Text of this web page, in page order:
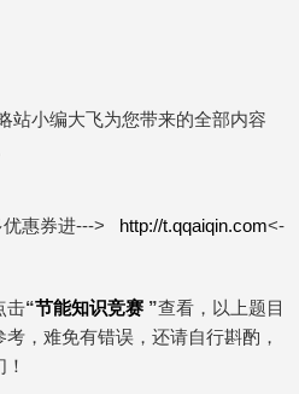
站小编大飞为您带来的全部内容
优惠券进---> http://t.qqaiqin.com<-
击“节能知识竞赛 ”查看，以上题目
，难免有错误，还请自行斟酌，